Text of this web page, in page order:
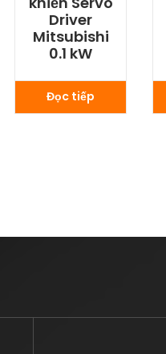
Driver
Mitsubishi
0.1 kW
Đọc tiếp